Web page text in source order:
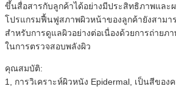
ขึ้นสื่อสารกับลูกค้าได้อย่างมีประสิทธิภาพและ
โปรแกรมฟื้นฟูสภาพผิวหน้าของลูกค้ายังสาม
สำหรับการดูแลผิวอย่างต่อเนื่องด้วยการถ่ายภ
ในการตรวจสอบพลังผิว
คุณสมบัติ:
1, การวิเคราะห์ผิวหนัง Epidermal, เป็นสีขอ